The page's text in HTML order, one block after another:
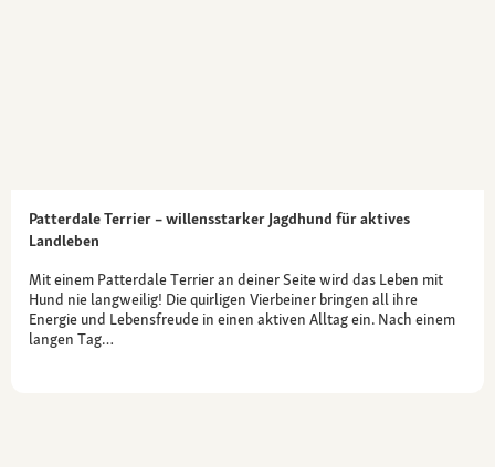
Patterdale Terrier – willensstarker Jagdhund für aktives
Landleben
Mit einem Patterdale Terrier an deiner Seite wird das Leben mit
Hund nie langweilig! Die quirligen Vierbeiner bringen all ihre
Energie und Lebensfreude in einen aktiven Alltag ein. Nach einem
langen Tag…